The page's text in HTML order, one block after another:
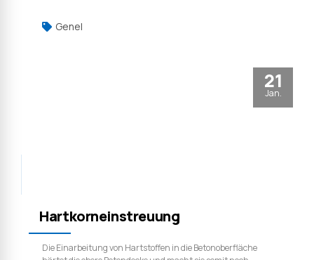
Genel
maschinellen Glätten von Beton ein.
21
Jan.
Hartkorneinstreuung
Die Einarbeitung von Hartstoffen in die Betonoberfläche